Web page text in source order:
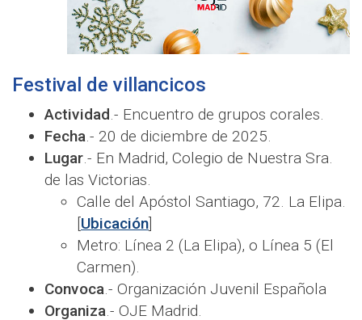
Festival de villancicos
Actividad.- Encuentro de grupos corales.
Fecha.- 20 de diciembre de 2025.
Lugar.- En Madrid, Colegio de Nuestra Sra.
de las Victorias.
Calle del Apóstol Santiago, 72. La Elipa.
[Ubicación]
Metro: Línea 2 (La Elipa), o Línea 5 (El
Carmen).
Convoca.- Organización Juvenil Española
Organiza.- OJE Madrid.